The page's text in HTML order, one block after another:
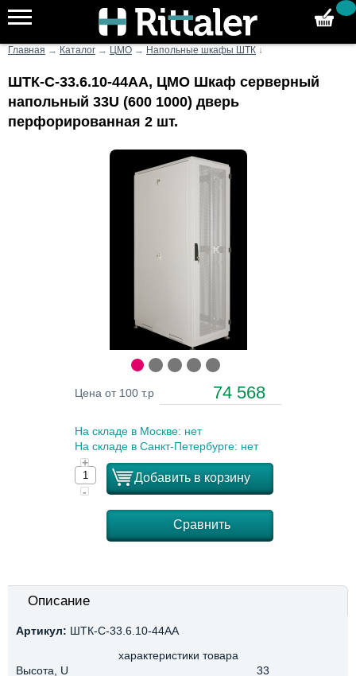
Главная → Каталог → ЦМО → Напольные шкафы ШТК ↓
ШТК-С-33.6.10-44АА, ЦМО Шкаф серверный
напольный 33U (600 1000) дверь
перфорированная 2 шт.
Цена от 100 т.р 74 568
На складе в Москве: нет
На складе в Санкт-Петербурге: нет
+
-
Добавить в корзину
Сравнить
Описание
Артикул: ШТК-С-33.6.10-44АА
характеристики товара
Высота, U
33